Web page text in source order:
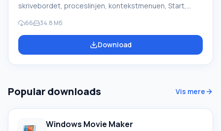
skrivebordet, proceslinjen, kontekstmenuen, Start,
forhåndsvisning af handlinger er tilgængelig. Det vil sige,
før brugerens endelige godkendelse af de valgte
indstillinger, kan du se, hvad resultatet bliver.
66 34.8 Мб
Download
Popular downloads Vis mere
Windows Movie Maker